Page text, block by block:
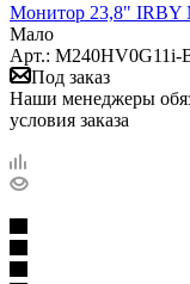
Монитор 23,8" IRBY
Мало
Арт.: M240HV0G11i-
Под заказ
Наши менеджеры
условия заказа